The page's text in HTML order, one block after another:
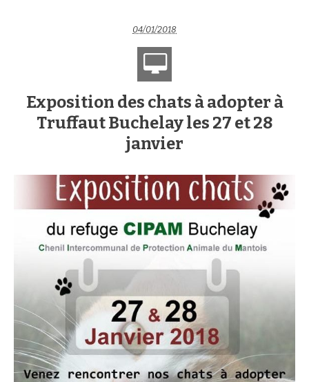
04/01/2018
Exposition des chats à adopter à
Truffaut Buchelay les 27 et 28
janvier